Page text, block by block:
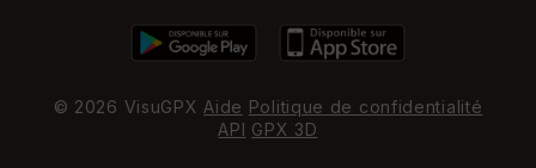
© 2026 VisuGPX Aide Politique de confidentialité
API GPX 3D